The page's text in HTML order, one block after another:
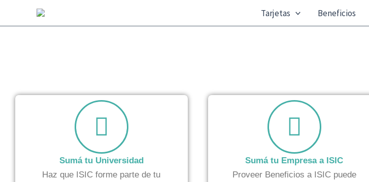
Tarjetas Beneficios
Sumá tu Universidad
Haz que ISIC forme parte de tu
Sumá tu Empresa a ISIC
Proveer Beneficios a ISIC puede